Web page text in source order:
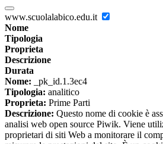
www.scuolalabico.edu.it
Nome
Tipologia
Proprieta
Descrizione
Durata
Nome: _pk_id.1.3ec4
Tipologia: analitico
Proprieta: Prime Parti
Descrizione: Questo nome di cookie è
analisi web open source Piwik. Viene
proprietari di siti Web a monitorare il